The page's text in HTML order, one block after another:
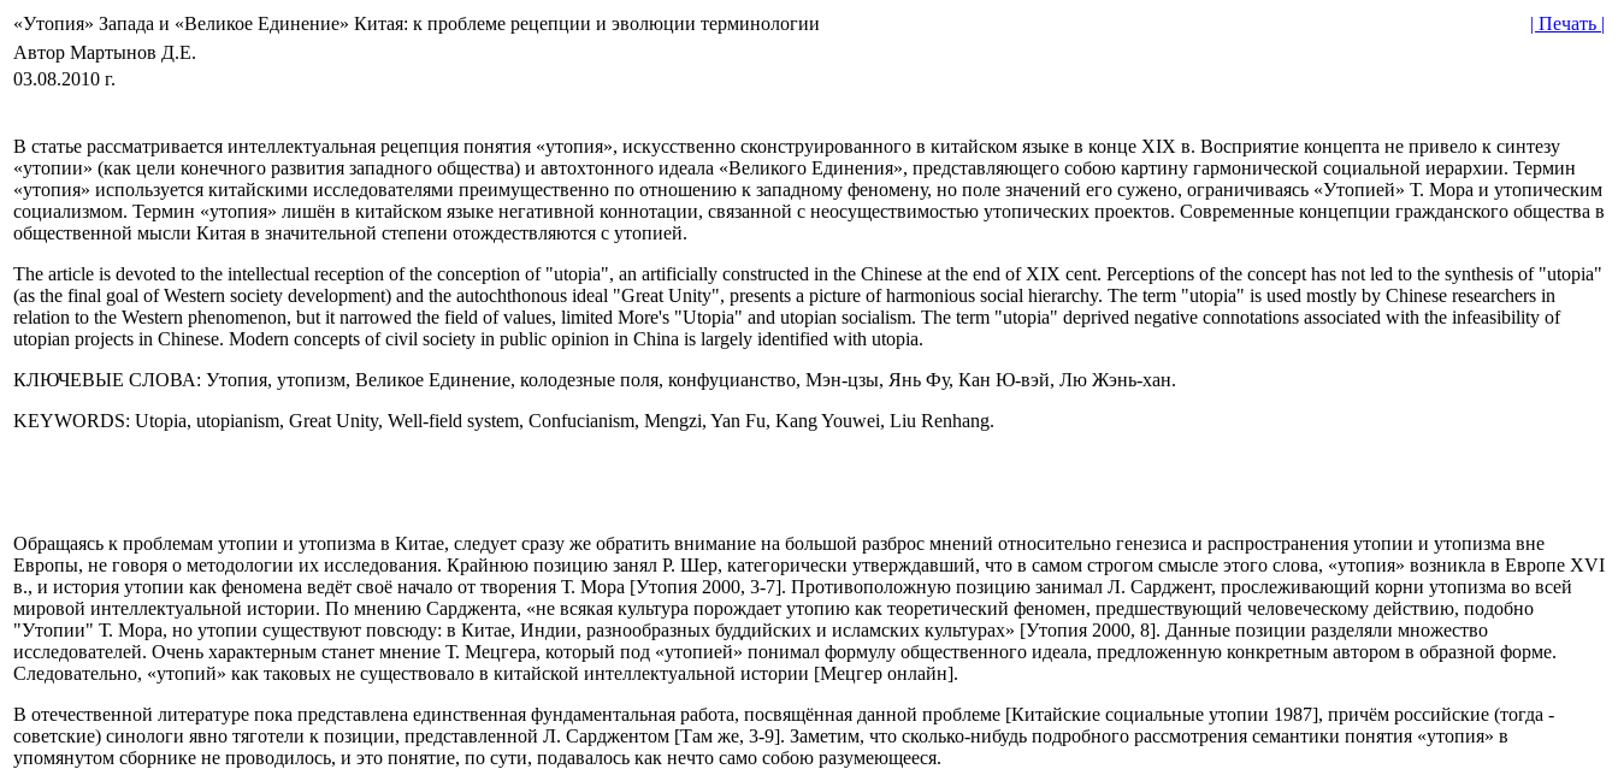
«Утопия» Запада и «Великое Единение» Китая: к проблеме рецепции и эволюции терминологии
| Печать |
Автор Мартынов Д.Е.
03.08.2010 г.
В статье рассматривается интеллектуальная рецепция понятия «утопия», искусственно сконструированного в китайском языке в конце XIX в. Восприятие концепта не привело к синтезу
«утопии» (как цели конечного развития западного общества) и автохтонного идеала «Великого Единения», представляющего собою картину гармонической социальной иерархии. Термин
«утопия» используется китайскими исследователями преимущественно по отношению к западному феномену, но поле значений его сужено, ограничиваясь «Утопией» Т. Мора и утопическим
социализмом. Термин «утопия» лишён в китайском языке негативной коннотации, связанной с неосуществимостью утопических проектов. Современные концепции гражданского общества в
общественной мысли Китая в значительной степени отождествляются с утопией.
The article is devoted to the intellectual reception of the conception of "utopia", an artificially constructed in the Chinese at the end of XIX cent. Perceptions of the concept has not led to the synthesis of "utopia"
(as the final goal of Western society development) and the autochthonous ideal "Great Unity", presents a picture of harmonious social hierarchy. The term "utopia" is used mostly by Chinese researchers in
relation to the Western phenomenon, but it narrowed the field of values, limited More's "Utopia" and utopian socialism. The term "utopia" deprived negative connotations associated with the infeasibility of
utopian projects in Chinese. Modern concepts of civil society in public opinion in China is largely identified with utopia.
КЛЮЧЕВЫЕ СЛОВА: Утопия, утопизм, Великое Единение, колодезные поля, конфуцианство, Мэн-цзы, Янь Фу, Кан Ю-вэй, Лю Жэнь-хан.
KEYWORDS: Utopia, utopianism, Great Unity, Well-field system, Confucianism, Mengzi, Yan Fu, Kang Youwei, Liu Renhang.
Обращаясь к проблемам утопии и утопизма в Китае, следует сразу же обратить внимание на большой разброс мнений относительно генезиса и распространения утопии и утопизма вне
Европы, не говоря о методологии их исследования. Крайнюю позицию занял Р. Шер, категорически утверждавший, что в самом строгом смысле этого слова, «утопия» возникла в Европе XVI
в., и история утопии как феномена ведёт своё начало от творения Т. Мора [Утопия 2000, 3-7]. Противоположную позицию занимал Л. Сарджент, прослеживающий корни утопизма во всей
мировой интеллектуальной истории. По мнению Сарджента, «не всякая культура порождает утопию как теоретический феномен, предшествующий человеческому действию, подобно
"Утопии" Т. Мора, но утопии существуют повсюду: в Китае, Индии, разнообразных буддийских и исламских культурах» [Утопия 2000, 8]. Данные позиции разделяли множество
исследователей. Очень характерным станет мнение Т. Мецгера, который под «утопией» понимал формулу общественного идеала, предложенную конкретным автором в образной форме.
Следовательно, «утопий» как таковых не существовало в китайской интеллектуальной истории [Мецгер онлайн].
В отечественной литературе пока представлена единственная фундаментальная работа, посвящённая данной проблеме [Китайские социальные утопии 1987], причём российские (тогда -
советские) синологи явно тяготели к позиции, представленной Л. Сарджентом [Там же, 3-9]. Заметим, что сколько-нибудь подробного рассмотрения семантики понятия «утопия» в
упомянутом сборнике не проводилось, и это понятие, по сути, подавалось как нечто само собою разумеющееся.